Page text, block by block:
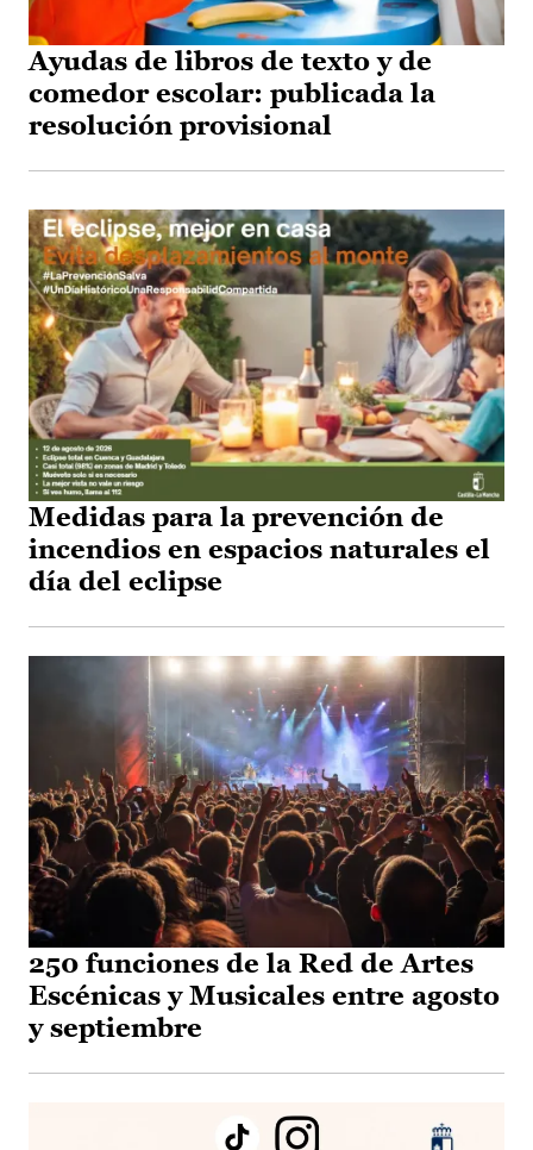
Ayudas de libros de texto y de
comedor escolar: publicada la
resolución provisional
Medidas para la prevención de
incendios en espacios naturales el
día del eclipse
250 funciones de la Red de Artes
Escénicas y Musicales entre agosto
y septiembre